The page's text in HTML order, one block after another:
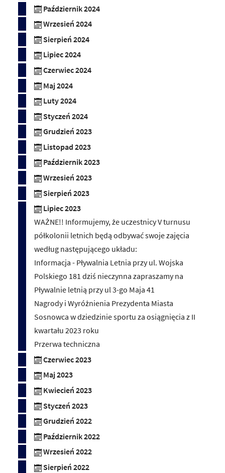
Październik 2024
Wrzesień 2024
Sierpień 2024
Lipiec 2024
Czerwiec 2024
Maj 2024
Luty 2024
Styczeń 2024
Grudzień 2023
Listopad 2023
Październik 2023
Wrzesień 2023
Sierpień 2023
Lipiec 2023
WAŻNE!! Informujemy, że uczestnicy V turnusu
półkolonii letnich będą odbywać swoje zajęcia
według następującego układu:
Informacja - Pływalnia Letnia przy ul. Wojska
Polskiego 181 dziś nieczynna zapraszamy na
Pływalnie letnią przy ul 3-go Maja 41
Nagrody i Wyróżnienia Prezydenta Miasta
Sosnowca w dziedzinie sportu za osiągnięcia z II
kwartału 2023 roku
Przerwa techniczna
Czerwiec 2023
Maj 2023
Kwiecień 2023
Styczeń 2023
Grudzień 2022
Październik 2022
Wrzesień 2022
Sierpień 2022